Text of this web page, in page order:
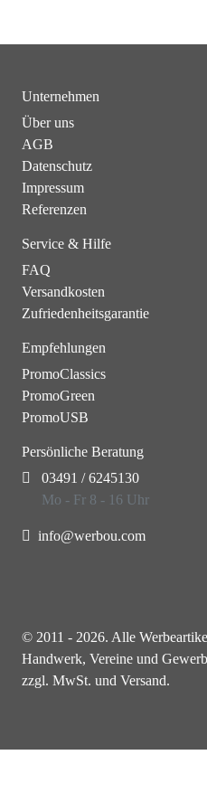
Unternehmen
Über uns
AGB
Datenschutz
Impressum
Referenzen
Service & Hilfe
FAQ
Versandkosten
Zufriedenheitsgarantie
Empfehlungen
PromoClassics
PromoGreen
PromoUSB
Persönliche Beratung
03491 / 6245130
Mo - Fr 8 - 16 Uhr
info@werbou.com
© 2011 - 2026. Alle
Handwerk, Vereine und
zzgl. MwSt. und Versand.